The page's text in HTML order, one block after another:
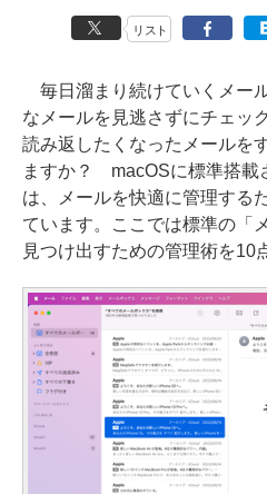
リスト
毎日溜まり続けていくメー
なメールを見逃さずにチェッ
読み返したくなったメールを
ますか？ macOSに標準搭載
は、メールを快適に管理する
ています。ここでは標準の「
見つけ出すための管理術を10